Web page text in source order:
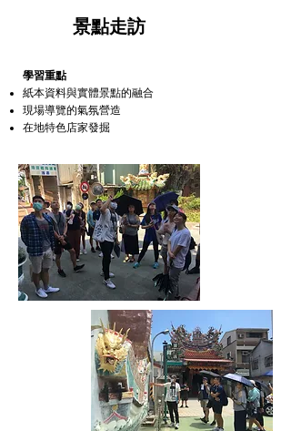
景點走訪
學習重點
紙本資料與實體景點的融合
現場導覽的氣氛營造
在地特色店家發掘